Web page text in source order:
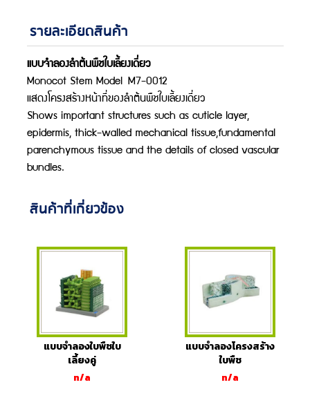
รายละเอียดสินค้า
แบบจำลองลำต้นพืชใบเลี้ยงเดี่ยว
Monocot Stem Model
M7-0012
แสดงโครงสร้างหน้าที่ของลำต้นพืชใบเลี้ยงเดี่ยว
Shows important structures such as cuticle layer,
epidermis, thick-walled mechanical tissue,fundamental
parenchymous tissue and the details of closed vascular
bundles.
สินค้าที่เกี่ยวข้อง
แบบจำลองใบพืชใบ
เลี้ยงคู่
n/a
แบบจำลองโครงสร้าง
ใบพืช
n/a